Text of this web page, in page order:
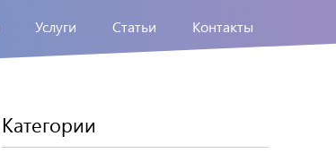
Услуги Статьи Контакты
Категории